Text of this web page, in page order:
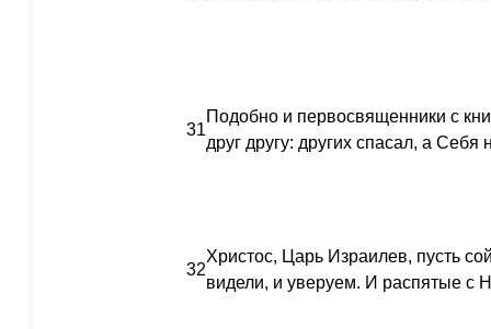
31
Подобно и первосвященники с
друг другу: других спасал, а Себя
32
Христос, Царь Израилев, пусть
видели, и уверуем. И распятые с